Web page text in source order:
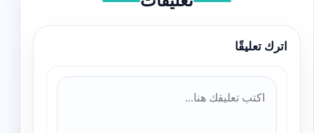
اترك تعليقًا